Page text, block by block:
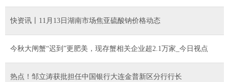
快资讯丨11月13日湖南市场焦亚硫酸钠价格动态
今秋大闸蟹“迟到”更肥美，现存蟹相关企业超2.1万家_今日视点
热点！邹立涛获批担任中国银行大连金普新区分行行长